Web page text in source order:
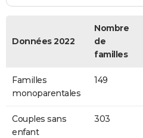
Données 2022
Nombre
de
familles
Familles
monoparentales
149
Couples sans
enfant
303